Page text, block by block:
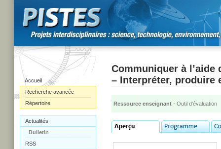
Accueil
Recherche avancée
Répertoire
Actualités
Bulletin
RSS
Communiquer à
– Interpréter, produire
Ressource enseignant - Outil d'évaluation